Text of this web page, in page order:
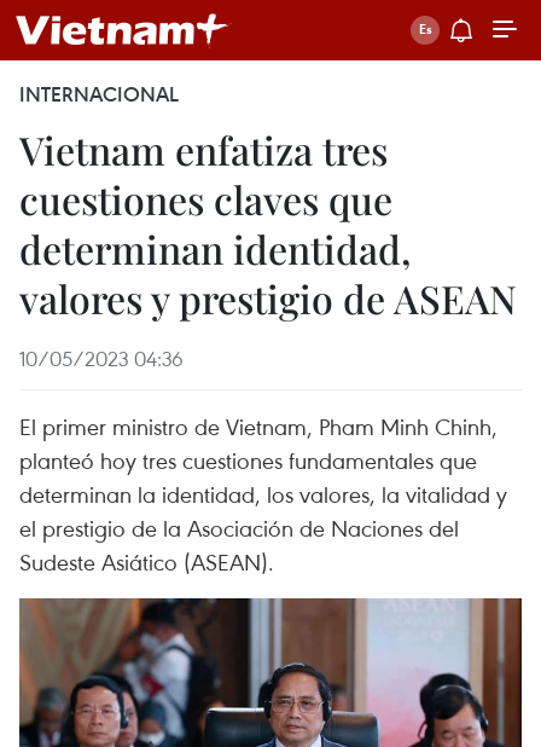
INTERNACIONAL
Vietnam enfatiza tres
cuestiones claves que
determinan identidad,
valores y prestigio de ASEAN
10/05/2023 04:36
El primer ministro de Vietnam, Pham Minh Chinh,
planteó hoy tres cuestiones fundamentales que
determinan la identidad, los valores, la vitalidad y
el prestigio de la Asociación de Naciones del
Sudeste Asiático (ASEAN).